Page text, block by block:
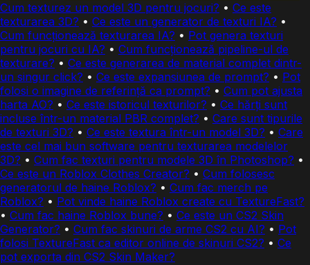
Cum texturez un model 3D pentru jocuri? • Ce este
texturarea 3D? • Ce este un generator de texturi IA? •
Cum funcționează texturarea IA? • Pot genera texturi
pentru jocuri cu IA? • Cum funcționează pipeline-ul de
texturare? • Ce este generarea de material complet dintr-
un singur click? • Ce este expansiunea de prompt? • Pot
folosi o imagine de referință ca prompt? • Cum pot ajusta
harta AO? • Ce este istoricul texturilor? • Ce hărți sunt
incluse într-un material PBR complet? • Care sunt tipurile
de texturi 3D? • Ce este textura într-un model 3D? • Care
este cel mai bun software pentru texturarea modelelor
3D? • Cum fac texturi pentru modele 3D în Photoshop? •
Ce este un Roblox Clothes Creator? • Cum folosesc
generatorul de haine Roblox? • Cum fac merch pe
Roblox? • Pot vinde haine Roblox create cu TextureFast?
• Cum fac haine Roblox bune? • Ce este un CS2 Skin
Generator? • Cum fac skinuri de arme CS2 cu AI? • Pot
folosi TextureFast ca editor online de skinuri CS2? • Ce
pot exporta din CS2 Skin Maker?